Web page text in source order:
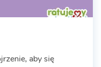
aby się